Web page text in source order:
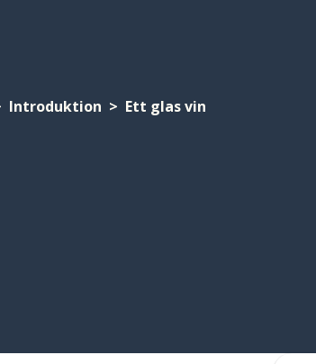
Introduktion Ett glas vin